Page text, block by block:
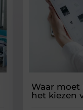
Waar
het kiezen